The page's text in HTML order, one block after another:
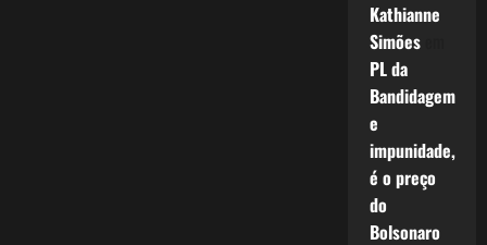
Kathianne
Simõesem
PL da
Bandidagem
e
impunidade,
é o preço
do
Bolsonaro